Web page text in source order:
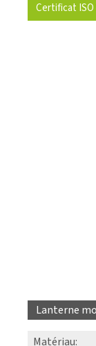
Certificat ISO
Lanterne
Matériau: